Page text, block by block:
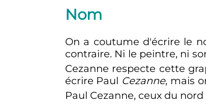
Nom
On a coutume d'écrire le
contraire. Ni le peintre, ni
Cezanne respecte cette
écrire Paul Cezanne, mais
Paul Cezanne, ceux du